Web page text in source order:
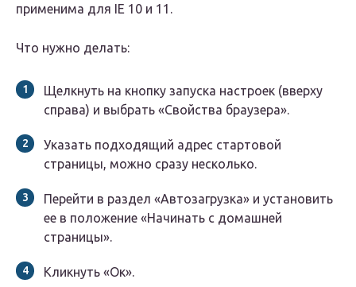
применима для IE 10 и 11.
Что нужно делать:
Щелкнуть на кнопку запуска настроек (вверху
справа) и выбрать «Свойства браузера».
Указать подходящий адрес стартовой
страницы, можно сразу несколько.
Перейти в раздел «Автозагрузка» и установить
ее в положение «Начинать с домашней
страницы».
Кликнуть «Ок».